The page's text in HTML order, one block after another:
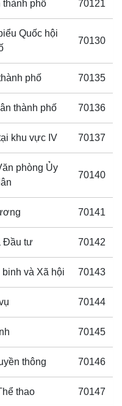
thành phố 70121
Quốc hội
70130
phố 70135
thành phố 70136
khu vực IV 70137
phòng Ủy
70140
70141
Đầu tư 70142
và Xã hội 70143
70144
70145
thông 70146
thao 70147